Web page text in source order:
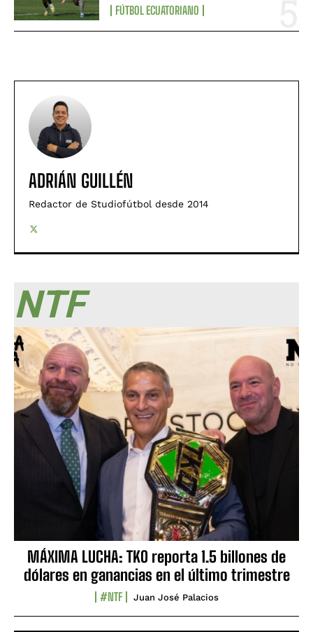
FÚTBOL ECUATORIANO
ADRIÁN GUILLÉN
Redactor de Studiofútbol desde 2014
NTF
MÁXIMA LUCHA: TKO reporta 1.5 billones de
dólares en ganancias en el último trimestre
#NTF Juan José Palacios